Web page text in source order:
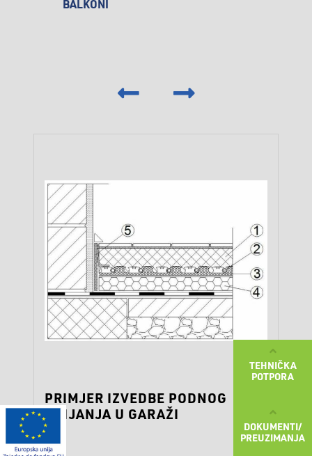
TEHNIČKA
POTPORA
DOKUMENTI/
PREUZIMANJA
BALKONI
PRIMJER IZVEDBE PODNOG
GRIJANJA U GARAŽI